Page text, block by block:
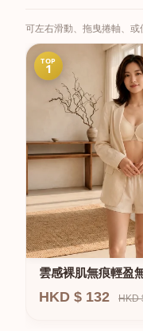
可左右滑動、拖曳捲軸、
TOP
1
雲感裸肌無痕輕盈
HKD $ 132 HKD